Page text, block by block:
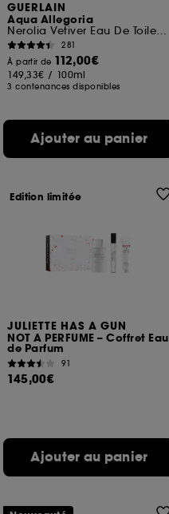
GUERLAIN
Aqua Allegoria
Nerolia Vetiver Eau De Toilette
281
À partir de 112,00€
149,33€ / 100ml
3 contenances disponibles
Ajouter au panier
JULIETTE HAS A GUN
NOT A PERFUME – Coffret Eau
de Parfum
91
145,00€
Ajouter au panier
Edition limitée